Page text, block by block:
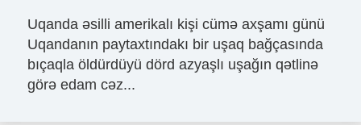
Uqanda əsilli amerikalı kişi cümə axşamı günü
Uqandanın paytaxtındakı bir uşaq bağçasında
bıçaqla öldürdüyü dörd azyaşlı uşağın qətlinə
görə edam cəz...